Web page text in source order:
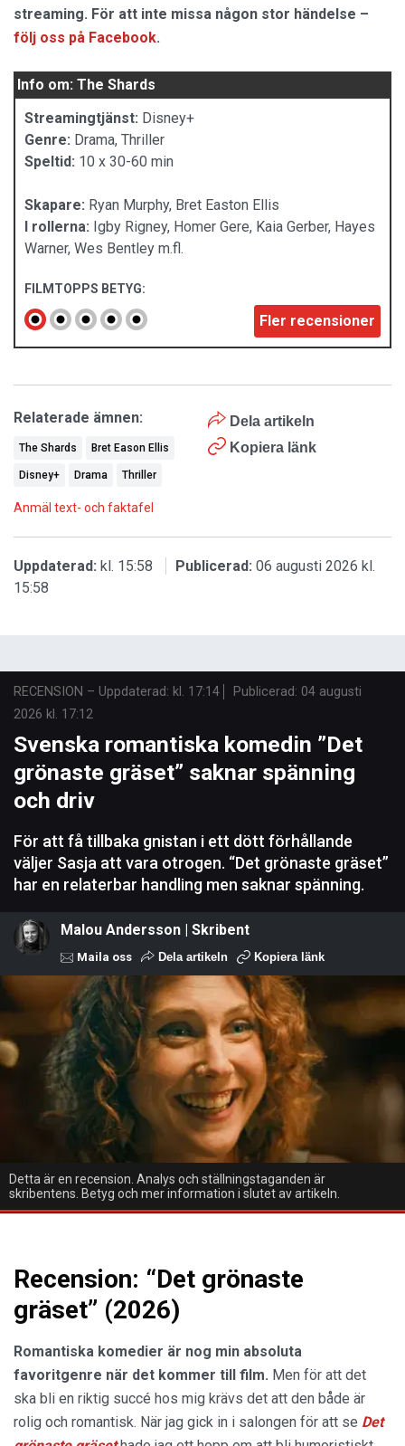
streaming. För att inte missa någon stor händelse –
följ oss på Facebook.
Info om: The Shards
Streamingtjänst: Disney+
Genre: Drama, Thriller
Speltid: 10 x 30-60 min
Skapare: Ryan Murphy, Bret Easton Ellis
I rollerna: Igby Rigney, Homer Gere, Kaia Gerber, Hayes
Warner, Wes Bentley m.fl.
FILMTOPPS BETYG:
Fler recensioner
Dela artikeln
Kopiera länk
Relaterade ämnen:
The Shards Bret Eason Ellis
Disney+ Drama Thriller
Anmäl text- och faktafel
Uppdaterad: kl. 15:58 Publicerad: 06 augusti 2026 kl.
15:58
RECENSION – Uppdaterad: kl. 17:14 Publicerad: 04 augusti
2026 kl. 17:12
Svenska romantiska komedin ”Det
grönaste gräset” saknar spänning
och driv
För att få tillbaka gnistan i ett dött förhållande
väljer Sasja att vara otrogen. “Det grönaste gräset”
har en relaterbar handling men saknar spänning.
Malou Andersson | Skribent
Maila oss Dela artikeln Kopiera länk
Detta är en recension. Analys och ställningstaganden är
skribentens. Betyg och mer information i slutet av artikeln.
Recension: “Det grönaste
gräset” (2026)
Romantiska komedier är nog min absoluta
favoritgenre när det kommer till film. Men för att det
ska bli en riktig succé hos mig krävs det att den både är
rolig och romantisk. När jag gick in i salongen för att se Det